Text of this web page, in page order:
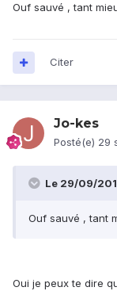
Ouf sauvé , tant
Citer
Jo-kes
Posté(e) 29
Le 29/09/
Ouf sauvé , tant
Oui je peux te dire